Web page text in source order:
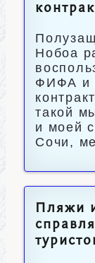
Нобоа
ФИФА и
такой
и моей
Сочи,
Пляжи